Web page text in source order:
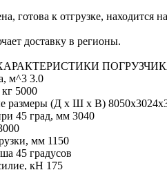
готова к отгрузке, находится
доставку в регионы.
ПОГРУЗЧИКА
м^3 3.0
5000
размеры (Д х Ш х В)
45 град, мм 3040
мм 1150
45 градусов
кН 175